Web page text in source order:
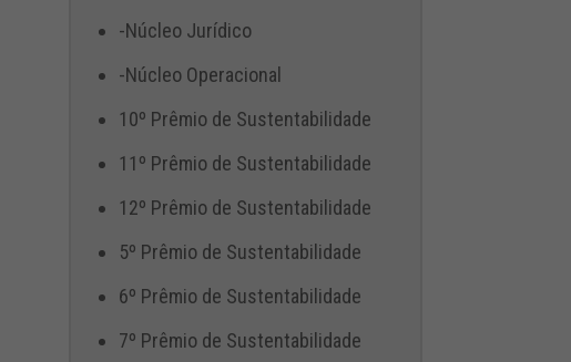
-Núcleo Jurídico
-Núcleo Operacional
10º Prêmio de Sustentabilidade
11º Prêmio de Sustentabilidade
12º Prêmio de Sustentabilidade
5º Prêmio de Sustentabilidade
6º Prêmio de Sustentabilidade
7º Prêmio de Sustentabilidade